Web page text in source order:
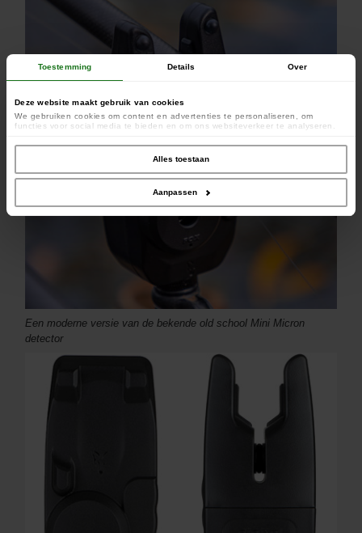
Toestemming Details Over
Deze website maakt gebruik van cookies
We gebruiken cookies om content en advertenties te personaliseren, om
functies voor social media te bieden en om ons websiteverkeer te analyseren.
social media, adverteren en analyse. Deze partners kunnen deze gegevens
combineren met andere informatie die u aan ze heeft verstrekt of die ze hebben
verzameld op basis van uw gebruik van hun services.
Alles toestaan
Aanpassen
Een moderne versie van de bekende old school Mini Micron
detector